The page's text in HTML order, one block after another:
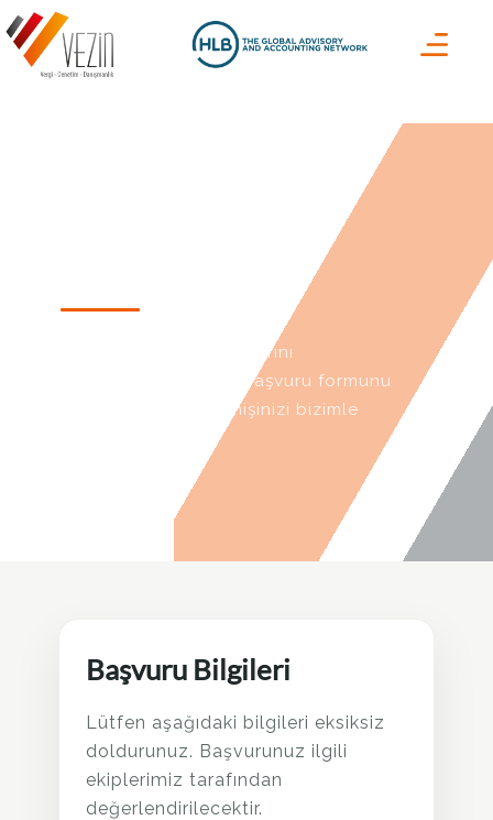
Vezin’de kariyer fırsatlarını
değerlendirmek için başvuru formunu
doldurabilir, özgeçmişinizi bizimle
Başvuru Bilgileri
Lütfen aşağıdaki bilgileri eksiksiz
doldurunuz. Başvurunuz ilgili
ekiplerimiz tarafından
değerlendirilecektir.